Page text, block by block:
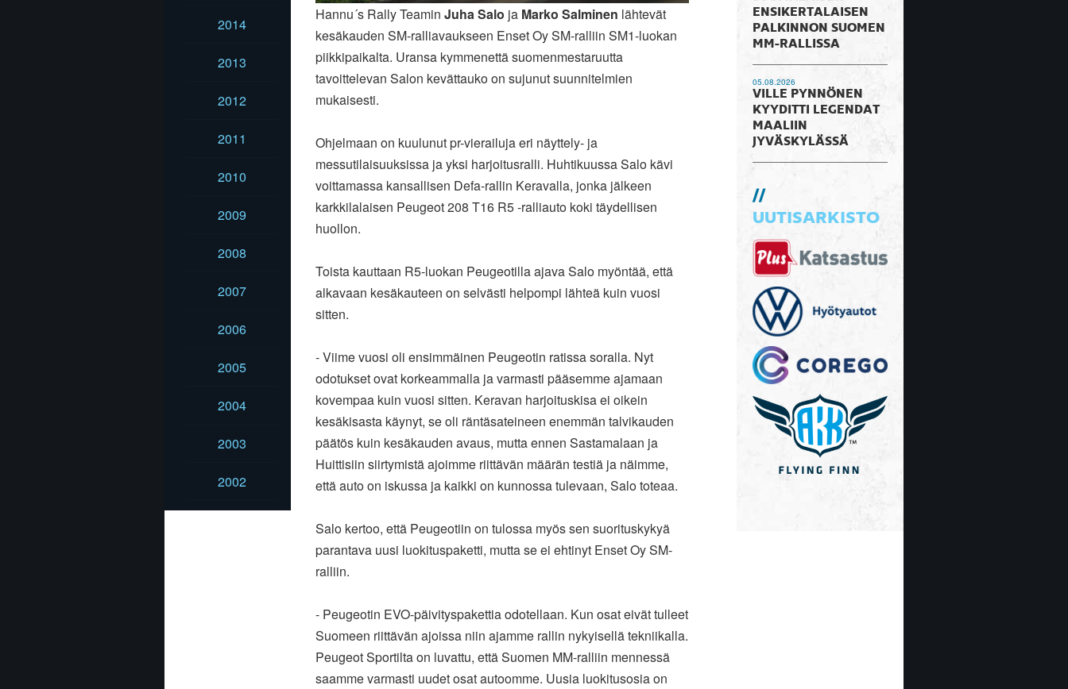
2014
2013
2012
2011
2010
2009
2008
2007
2006
2005
2004
2003
2002
Hannu´s Rally Teamin Juha Salo ja Marko Salminen lähtevät
kesäkauden SM-ralliavaukseen Enset Oy SM-ralliin SM1-luokan
piikkipaikalta. Uransa kymmenettä suomenmestaruutta
tavoittelevan Salon kevättauko on sujunut suunnitelmien
mukaisesti.
Ohjelmaan on kuulunut pr-vierailuja eri näyttely- ja
messutilaisuuksissa ja yksi harjoitusralli. Huhtikuussa Salo kävi
voittamassa kansallisen Defa-rallin Keravalla, jonka jälkeen
karkkilalaisen Peugeot 208 T16 R5 -ralliauto koki täydellisen
huollon.
Toista kauttaan R5-luokan Peugeotilla ajava Salo myöntää, että
alkavaan kesäkauteen on selvästi helpompi lähteä kuin vuosi
sitten.
- Viime vuosi oli ensimmäinen Peugeotin ratissa soralla. Nyt
odotukset ovat korkeammalla ja varmasti pääsemme ajamaan
kovempaa kuin vuosi sitten. Keravan harjoituskisa ei oikein
kesäkisasta käynyt, se oli räntäsateineen enemmän talvikauden
päätös kuin kesäkauden avaus, mutta ennen Sastamalaan ja
Huittisiin siirtymistä ajoimme riittävän määrän testiä ja näimme,
että auto on iskussa ja kaikki on kunnossa tulevaan, Salo toteaa.
Salo kertoo, että Peugeotiin on tulossa myös sen suorituskykyä
parantava uusi luokituspaketti, mutta se ei ehtinyt Enset Oy SM-
ralliin.
- Peugeotin EVO-päivityspakettia odotellaan. Kun osat eivät tulleet
Suomeen riittävän ajoissa niin ajamme rallin nykyisellä tekniikalla.
Peugeot Sportilta on luvattu, että Suomen MM-ralliin mennessä
saamme varmasti uudet osat autoomme. Uusia luokitusosia on
ENSIKERTALAISEN
PALKINNON SUOMEN
MM-RALLISSA
05.08.2026
VILLE PYNNÖNEN
KYYDITTI LEGENDAT
MAALIIN
JYVÄSKYLÄSSÄ
UUTISARKISTO